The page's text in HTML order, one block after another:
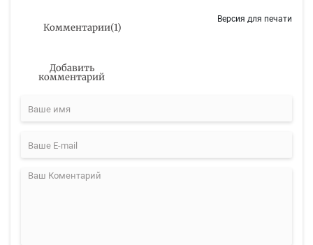
Комментарии(1)
Версия для печати
Добавить
комментарий